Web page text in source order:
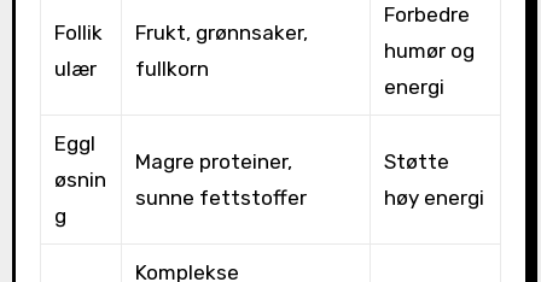
Follik
ulær
Frukt, grønnsaker,
fullkorn
Forbedre
humør og
energi
Eggl
øsnin
g
Magre proteiner,
sunne fettstoffer
Støtte
høy energi
Komplekse